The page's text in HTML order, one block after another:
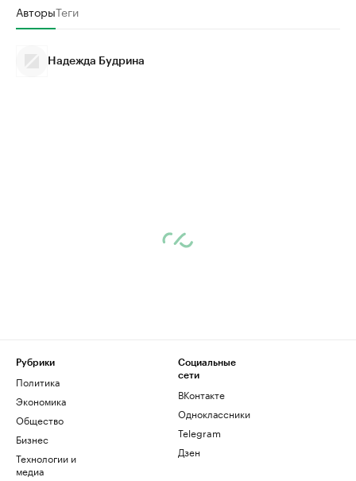
АвторыТеги
Надежда Будрина
Рубрики
Политика
Экономика
Общество
Бизнес
Технологии и
медиа
Социальные
сети
ВКонтакте
Одноклассники
Telegram
Дзен